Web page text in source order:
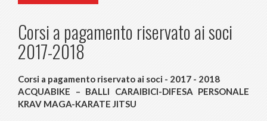
Corsi a pagamento riservato ai soci
2017-2018
Corsi a pagamento riservato ai soci - 2017 - 2018
ACQUABIKE – BALLI CARAIBICI-DIFESA PERSONALE
KRAV MAGA-KARATE JITSU